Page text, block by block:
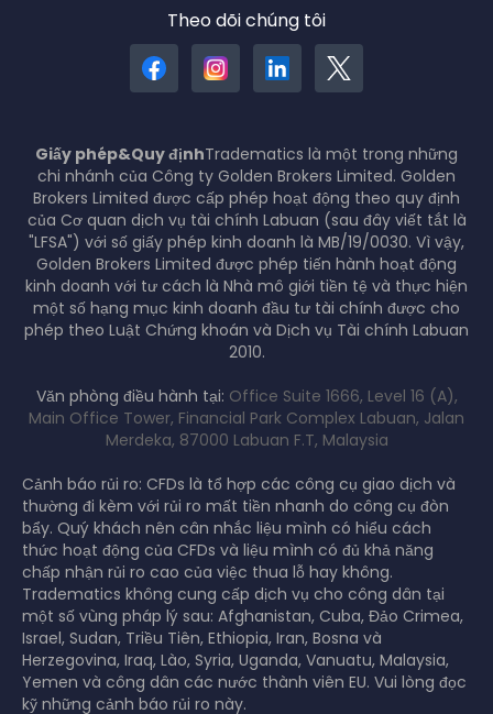
Theo dõi chúng tôi
Giấy phép&Quy định Tradematics là một trong những
chi nhánh của Công ty Golden Brokers Limited. Golden
Brokers Limited được cấp phép hoạt động theo quy định
của Cơ quan dịch vụ tài chính Labuan (sau đây viết tắt là
"LFSA") với số giấy phép kinh doanh là MB/19/0030. Vì vậy,
Golden Brokers Limited được phép tiến hành hoạt động
kinh doanh với tư cách là Nhà mô giới tiền tệ và thực hiện
một số hạng mục kinh doanh đầu tư tài chính được cho
phép theo Luật Chứng khoán và Dịch vụ Tài chính Labuan
2010.
Văn phòng điều hành tại: Office Suite 1666, Level 16 (A),
Main Office Tower, Financial Park Complex Labuan, Jalan
Merdeka, 87000 Labuan F.T, Malaysia
Cảnh báo rủi ro: CFDs là tổ hợp các công cụ giao dịch và
thường đi kèm với rủi ro mất tiền nhanh do công cụ đòn
bẩy. Quý khách nên cân nhắc liệu mình có hiểu cách
thức hoạt động của CFDs và liệu mình có đủ khả năng
chấp nhận rủi ro cao của việc thua lỗ hay không.
Tradematics không cung cấp dịch vụ cho công dân tại
một số vùng pháp lý sau: Afghanistan, Cuba, Đảo Crimea,
Israel, Sudan, Triều Tiên, Ethiopia, Iran, Bosna và
Herzegovina, Iraq, Lào, Syria, Uganda, Vanuatu, Malaysia,
Yemen và công dân các nước thành viên EU. Vui lòng đọc
kỹ những cảnh báo rủi ro này.